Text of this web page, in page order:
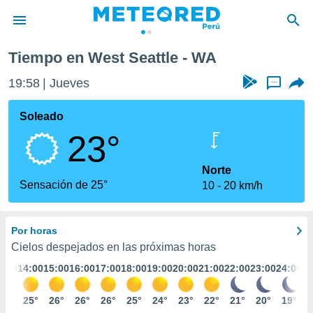
de
ha sido
calidad.
a este
las
y
digital
basada
Tiempo en West Seattle - WA
19:58 Jueves ...
Soleado
23°
Sensación de 25°
Norte
10
20 km/h
Por horas
Cielos despejados en las próximas horas
14:00
25°
15:00
26°
16:00
26°
17:00
26°
18:00
25°
19:00
24°
20:00
23°
21:00
22°
22:00
21°
23:00
20°
24:00
19°